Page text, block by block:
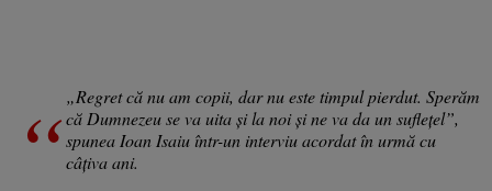
„Regret că nu am copii, dar nu este timpul pierdut. Sperăm
că Dumnezeu se va uita și la noi și ne va da un suflețel”,
spunea Ioan Isaiu într-un interviu acordat în urmă cu
câțiva ani.